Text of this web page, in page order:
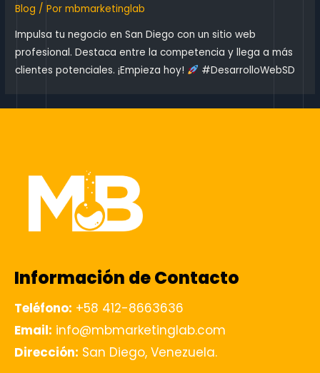
Blog / Pormbmarketinglab
Impulsa tu negocio en San Diego con un sitio web
profesional. Destaca entre la competencia y llega a más
clientes potenciales. ¡Empieza hoy!
#DesarrolloWebSD
Información de Contacto
Teléfono: +58 412-8663636
Email: info@mbmarketinglab.com
Dirección: San Diego, Venezuela.